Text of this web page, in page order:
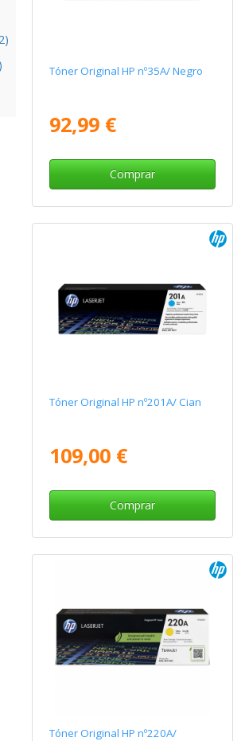
Tóner Original HP nº35A/ Negro
92,99 €
Comprar
Tóner Original HP nº201A/ Cian
109,00 €
Comprar
Tóner Original HP nº220A/